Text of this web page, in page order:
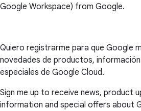
Google Workspace) from Google.
Quiero registrarme para que Google
novedades de productos,
especiales de Google Cloud.
Sign me up to receive news, product
information and special offers about